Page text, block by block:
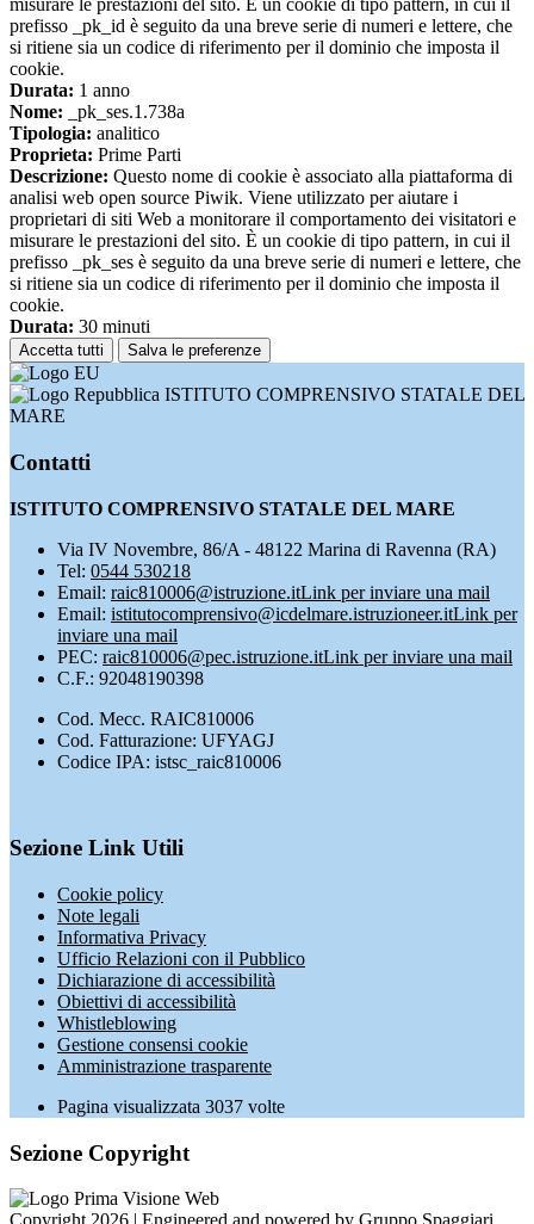
misurare le prestazioni del sito. È un cookie di tipo pattern, in cui il
prefisso _pk_id è seguito da una breve serie di numeri e lettere, che
si ritiene sia un codice di riferimento per il dominio che imposta il
cookie.
Durata: 1 anno
Nome: _pk_ses.1.738a
Tipologia: analitico
Proprieta: Prime Parti
Descrizione: Questo nome di cookie è associato alla piattaforma di
analisi web open source Piwik. Viene utilizzato per aiutare i
proprietari di siti Web a monitorare il comportamento dei visitatori e
misurare le prestazioni del sito. È un cookie di tipo pattern, in cui il
prefisso _pk_ses è seguito da una breve serie di numeri e lettere, che
si ritiene sia un codice di riferimento per il dominio che imposta il
cookie.
Durata: 30 minuti
Accetta tutti Salva le preferenze
ISTITUTO COMPRENSIVO STATALE DEL
MARE
Contatti
ISTITUTO COMPRENSIVO STATALE DEL MARE
Via IV Novembre, 86/A - 48122 Marina di Ravenna (RA)
Tel: 0544 530218
Email: raic810006@istruzione.itLink per inviare una mail
Email: istitutocomprensivo@icdelmare.istruzioneer.itLink per
inviare una mail
PEC: raic810006@pec.istruzione.itLink per inviare una mail
C.F.: 92048190398
Cod. Mecc. RAIC810006
Cod. Fatturazione: UFYAGJ
Codice IPA: istsc_raic810006
Sezione Link Utili
Cookie policy
Note legali
Informativa Privacy
Ufficio Relazioni con il Pubblico
Dichiarazione di accessibilità
Obiettivi di accessibilità
Whistleblowing
Gestione consensi cookie
Amministrazione trasparente
Pagina visualizzata 3037 volte
Sezione Copyright